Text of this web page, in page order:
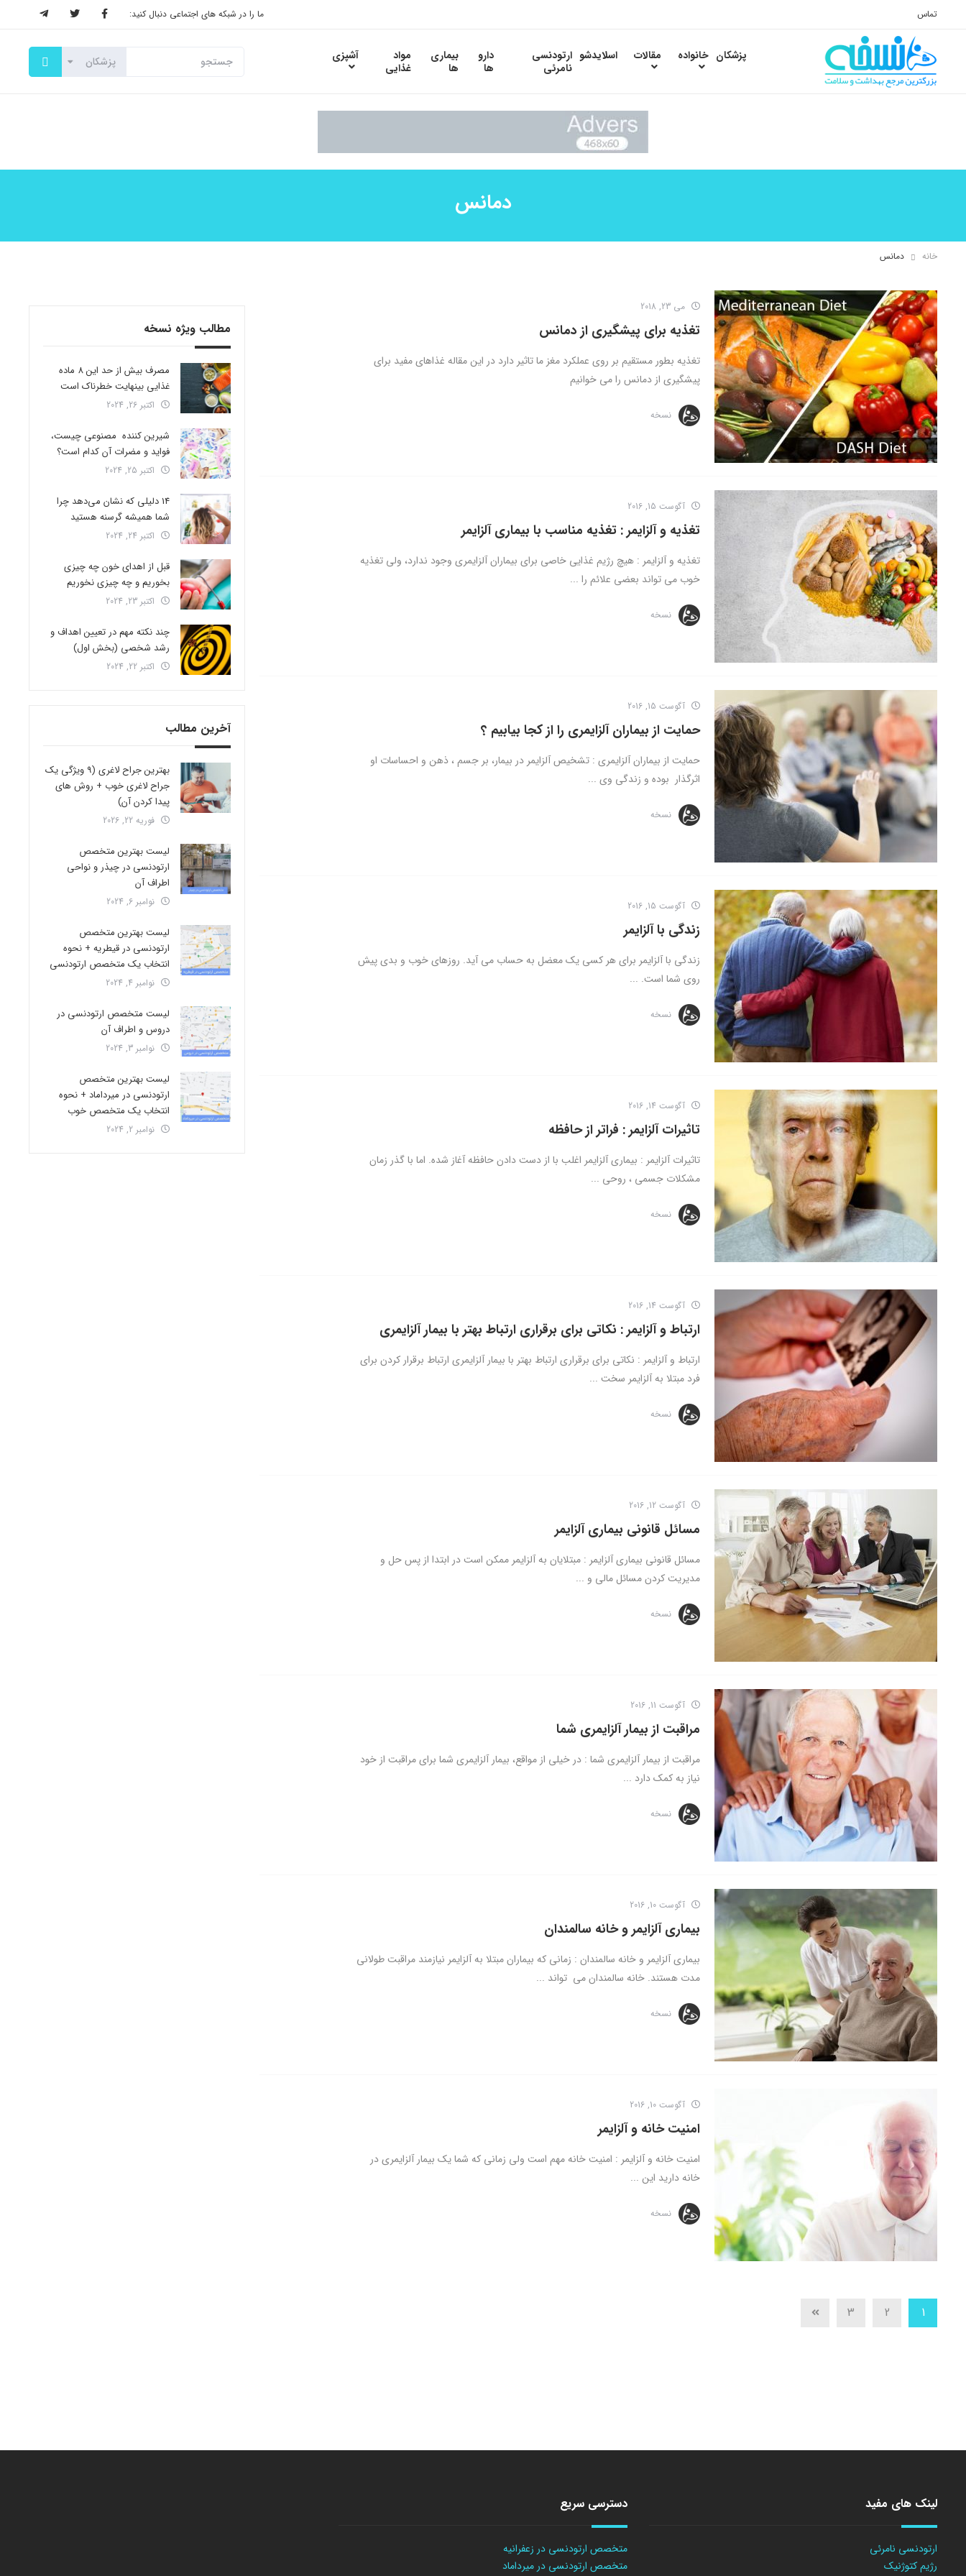
تماس ما را در شبکه های اجتماعی دنبال کنید:
پزشکان خانواده مقالات اسلایدشو ارتودنسی
نامرئی
دارو
ها
بیماری
ها
مواد
غذایی
آشپزی
دمانس
خانه دمانس
می 23, 2018
تغذیه برای پیشگیری از دمانس
تغذیه بطور مستقیم بر روی عملکرد مغز ما تاثیر دارد در این مقاله غذاهای مفید برای
پیشگیری از دمانس را می خوانیم
نسخه
آگوست 15, 2016
تغذیه و آلزایمر : تغذیه مناسب با بیماری آلزایمر
تغذیه و آلزایمر : هیچ رژیم غذایی خاصی برای بیماران آلزایمری وجود ندارد، ولی تغذیه
خوب می تواند بعضی علائم را ...
نسخه
آگوست 15, 2016
حمایت از بیماران آلزایمری را از کجا بیابیم ؟
حمایت از بیماران آلزایمری : تشخیص آلزایمر در بیمار، بر جسم ، ذهن و احساسات او
اثرگذار بوده و زندگی وی ...
نسخه
آگوست 15, 2016
زندگی با آلزایمر
زندگی با آلزایمر برای هر کسی یک معضل به حساب می آید. روزهای خوب و بدی پیش
روی شما است. ...
نسخه
آگوست 14, 2016
تاثیرات آلزایمر : فراتر از حافظه
تاثیرات آلزایمر : بیماری آلزایمر اغلب با از دست دادن حافظه آغاز شده. اما با گذر زمان
مشکلات جسمی ، روحی ...
نسخه
آگوست 14, 2016
ارتباط و آلزایمر : نکاتی برای برقراری ارتباط بهتر با بیمار آلزایمری
ارتباط و آلزایمر : نکاتی برای برقراری ارتباط بهتر با بیمار آلزایمری ارتباط برقرار کردن برای
فرد مبتلا به آلزایمر سخت ...
نسخه
آگوست 12, 2016
مسائل قانونی بیماری آلزایمر
مسائل قانونی بیماری آلزایمر : مبتلایان به آلزایمر ممکن است در ابتدا از پس حل و
مدیریت کردن مسائل مالی و ...
نسخه
آگوست 11, 2016
مراقبت از بیمار آلزایمری شما
مراقبت از بیمار آلزایمری شما : در خیلی از مواقع، بیمار آلزایمری شما برای مراقبت از خود
نیاز به کمک دارد ...
نسخه
آگوست 10, 2016
بیماری آلزایمر و خانه سالمندان
بیماری آلزایمر و خانه سالمندان : زمانی که بیماران مبتلا به آلزایمر نیازمند مراقبت طولانی
مدت هستند. خانه سالمندان می تواند ...
نسخه
آگوست 10, 2016
امنیت خانه و آلزایمر
امنیت خانه و آلزایمر : امنیت خانه مهم است ولی زمانی که شما یک بیمار آلزایمری در
خانه دارید این ...
نسخه
1
2
3
مطالب ویژه نسخه
مصرف بیش از حد این 8 ماده
غذایی بینهایت خطرناک است
اکتبر 26, 2024
شیرین کننده مصنوعی چیست،
فواید و مضرات آن کدام است؟
اکتبر 25, 2024
14 دلیلی که نشان می‌دهد چرا
شما همیشه گرسنه هستید
اکتبر 24, 2024
قبل از اهدای خون چه چیزی
بخوریم و چه چیزی نخوریم
اکتبر 23, 2024
چند نکته مهم در تعیین اهداف و
رشد شخصی (بخش اول)
اکتبر 22, 2024
آخرین مطالب
بهترین جراح لاغری (9 ویژگی یک
جراح لاغری خوب + روش های
پیدا کردن آن)
فوریه 22, 2026
لیست بهترین متخصص
ارتودنسی در چیذر و نواحی
اطراف آن
نوامبر 6, 2024
لیست بهترین متخصص
ارتودنسی در قیطریه + نحوه
انتخاب یک متخصص ارتودنسی
نوامبر 4, 2024
لیست متخصص ارتودنسی در
دروس و اطراف آن
نوامبر 3, 2024
لیست بهترین متخصص
ارتودنسی در میرداماد + نحوه
انتخاب یک متخصص خوب
نوامبر 2, 2024
لینک های مفید
ارتودنسی نامرئی
رژیم کتوژنیک
دسترسی سریع
متخصص ارتودنسی در زعفرانیه
متخصص ارتودنسی در میرداماد